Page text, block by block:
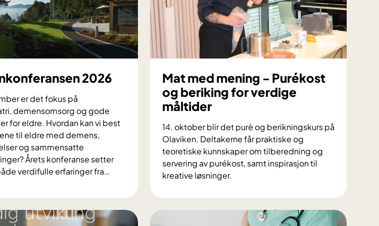
2026
er det fokus på
demensomsorg og gode
for eldre. Hvordan kan vi best
til eldre med demens,
og sammensatte
Årets konferanse setter
verdifulle erfaringer fra…
Mat med mening - Purékost
og beriking for verdige
måltider
14. oktober blir det purè og berikningskurs på
Olaviken. Deltakerne får praktiske og
teoretiske kunnskaper om tilberedning og
servering av purékost, samt inspirasjon til
kreative løsninger.
a